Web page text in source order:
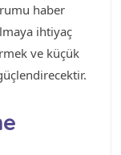
haber
ihtiyaç
ve küçük